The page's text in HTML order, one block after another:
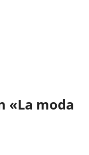
«La moda